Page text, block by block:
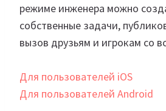
режиме инженера можно
собственные задачи,
вызов друзьям и игрокам со
Для пользователей iOS
Для пользователей Android